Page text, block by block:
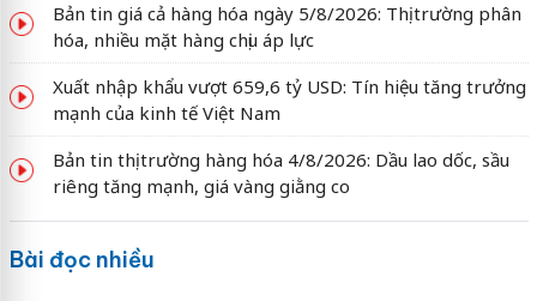
Bản tin giá cả hàng hóa ngày 5/8/2026: Thị trường phân
hóa, nhiều mặt hàng chịu áp lực
Xuất nhập khẩu vượt 659,6 tỷ USD: Tín hiệu tăng trưởng
mạnh của kinh tế Việt Nam
Bản tin thị trường hàng hóa 4/8/2026: Dầu lao dốc, sầu
riêng tăng mạnh, giá vàng giằng co
Bài đọc nhiều